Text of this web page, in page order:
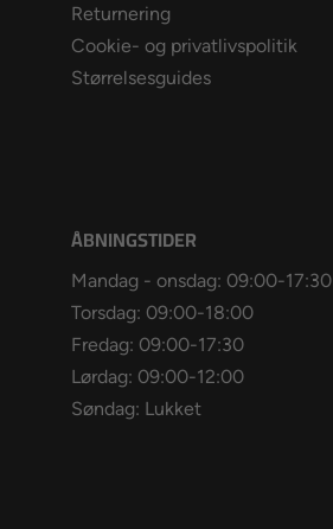
Returnering
Cookie- og privatlivspolitik
Størrelsesguides
ÅBNINGSTIDER
Mandag - onsdag: 09:00-17:30
Torsdag: 09:00-18:00
Fredag: 09:00-17:30
Lørdag: 09:00-12:00
Søndag: Lukket